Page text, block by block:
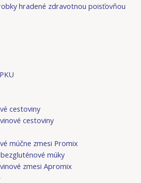
hradené zdravotnou poisťovňou
cestoviny
cestoviny
múčne zmesi Promix
múky
zmesi Apromix